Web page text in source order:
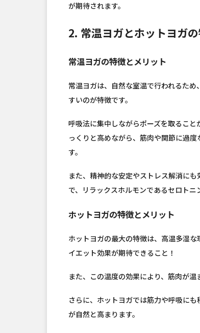
が期待されます。
2. 常温ヨガとホットヨガ
常温ヨガの特徴とメリット
常温ヨガは、自然な室温で行われるた
すいのが特徴です。
呼吸法に集中しながらポーズを取るこ
っくりと高めながら、筋肉や関節に過
す。
また、精神的な安定やストレス解消に
で、リラックスホルモンであるセロトニ
ホットヨガの特徴とメリット
ホットヨガの最大の特徴は、高温多湿
イエット効果が期待できること！
また、この温度の効果により、筋肉が
さらに、ホットヨガでは筋力や呼吸に
が自然と高まります。